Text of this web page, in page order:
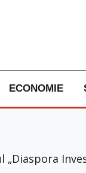
ECONOMIE
„Diaspora